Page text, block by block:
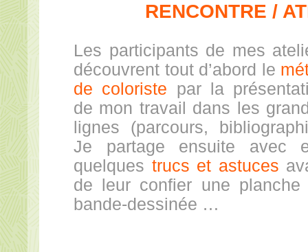
RENCONTRE /
Les participants de mes
découvrent tout d’abord le
de coloriste par la
de mon travail dans les
lignes (parcours,
Je partage ensuite avec
quelques trucs et astuces
de leur confier une planche
bande-dessinée …